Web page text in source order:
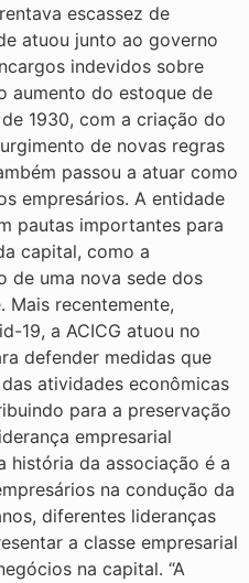
escassez de
atuou junto ao governo
indevidos sobre
aumento do estoque de
1930, com a criação do
de novas regras
passou a atuar como
empresários. A entidade
pautas importantes para
capital, como a
de uma nova sede dos
Mais recentemente,
19, a ACICG atuou no
defender medidas que
atividades econômicas
para a preservação
empresarial
história da associação é a
na condução da
diferentes lideranças
a classe empresarial
na capital. “A